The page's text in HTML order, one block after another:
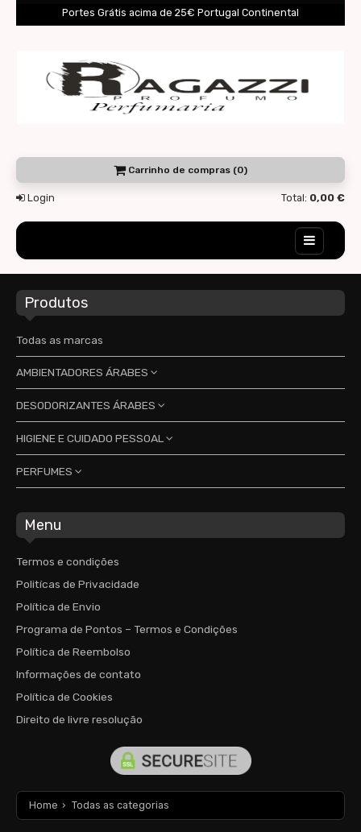
Portes Grátis acima de 25€ Portugal Continental
Carrinho de compras (0)
Login Total: 0,00 €
Novidades
Destaques
Promoções
Sobre nós
Contactos
Produtos
Todas as marcas
AMBIENTADORES ÁRABES
Lattafa Parfums
Nusuk Parfums
DESODORIZANTES ÁRABES
Lattafa Parfums
Desodorizantes feminino
Desodorizantes masculino
RiiFFS Parfums
Desodorizantes masculino
HIGIENE E CUIDADO PESSOAL
Tulipan Negro
Gel de banho
PERFUMES
Homem
Perfumes Essenciais
Homem
Mulher
Unissexo
Perfumes Europeus
Homem
Mulher
Unissexo
Menu
Termos e condições
Politícas de Privacidade
Política de Envio
Programa de Pontos – Termos e Condições
Política de Reembolso
Informações de contato
Política de Cookies
Direito de livre resolução
Home › Todas as categorias